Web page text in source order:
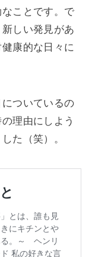
ことです。で
しい発見があ
康的な日々に
ついているの
理由にしよう
た（笑）。